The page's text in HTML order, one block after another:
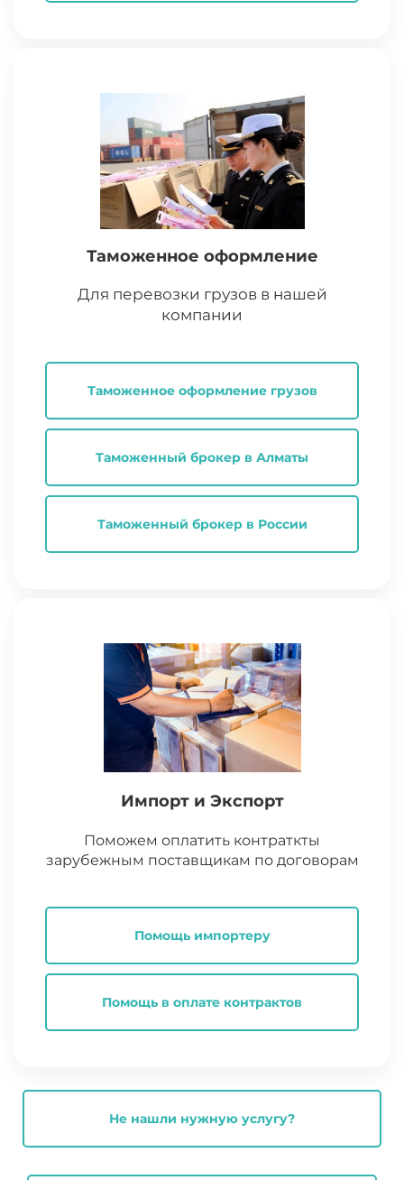
Таможенное оформление
Для перевозки грузов в нашей
компании
Таможенное оформление грузов
Таможенный брокер в Алматы
Таможенный брокер в России
Импорт и Экспорт
Поможем оплатить контраткты
зарубежным поставщикам по договорам
Помощь импортеру
Помощь в оплате контрактов
Не нашли нужную услугу?